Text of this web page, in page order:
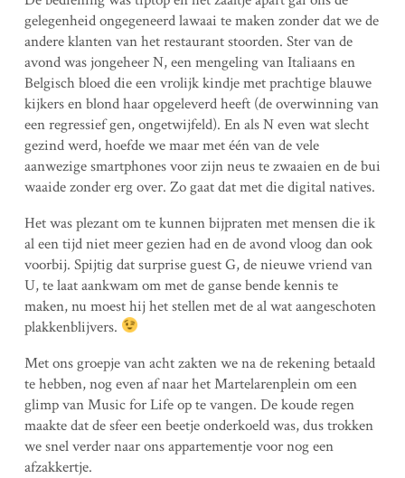
gelegenheid ongegeneerd lawaai te maken zonder dat we de
andere klanten van het restaurant stoorden. Ster van de
avond was jongeheer N, een mengeling van Italiaans en
Belgisch bloed die een vrolijk kindje met prachtige blauwe
kijkers en blond haar opgeleverd heeft (de overwinning van
een regressief gen, ongetwijfeld). En als N even wat slecht
gezind werd, hoefde we maar met één van de vele
aanwezige smartphones voor zijn neus te zwaaien en de bui
waaide zonder erg over. Zo gaat dat met die digital natives.
Het was plezant om te kunnen bijpraten met mensen die ik
al een tijd niet meer gezien had en de avond vloog dan ook
voorbij. Spijtig dat surprise guest G, de nieuwe vriend van
U, te laat aankwam om met de ganse bende kennis te
maken, nu moest hij het stellen met de al wat aangeschoten
plakkenblijvers.
Met ons groepje van acht zakten we na de rekening betaald
te hebben, nog even af naar het Martelarenplein om een
glimp van Music for Life op te vangen. De koude regen
maakte dat de sfeer een beetje onderkoeld was, dus trokken
we snel verder naar ons appartementje voor nog een
afzakkertje.